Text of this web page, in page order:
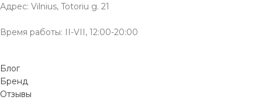
Адрес: Vilnius, Totoriu g. 21
Время работы: II-VII, 12:00-20:00
Блог
Бренд
Отзывы